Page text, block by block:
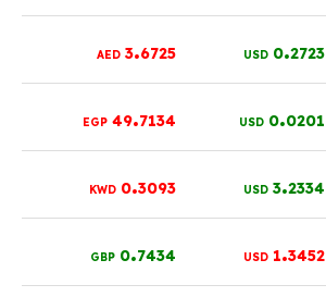
0.2723
USD
3.6725
AED
0.0201
USD
49.7134
EGP
3.2334
USD
0.3093
KWD
1.3452
USD
0.7434
GBP